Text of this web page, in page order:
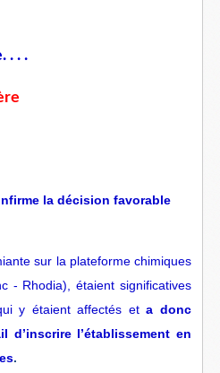
. . .
la décision favorable
sur la plateforme chimiques
- Rhodia), étaient significatives
y étaient affectés eta donc
l’établissement en
.